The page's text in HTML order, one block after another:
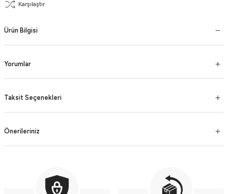
Karşılaştır
Ürün Bilgisi
Yorumlar
Taksit Seçenekleri
Önerileriniz